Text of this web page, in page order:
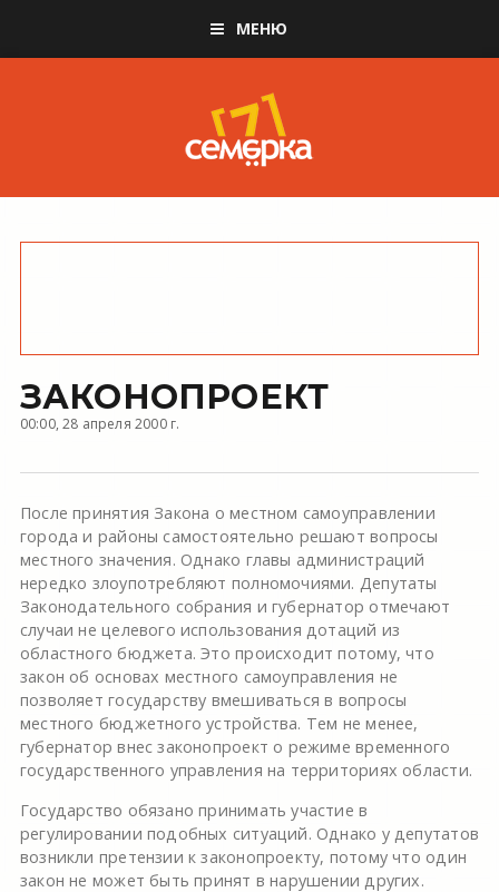
МЕНЮ
ЗАКОНОПРОЕКТ
00:00, 28 апреля 2000 г.
После принятия Закона о местном самоуправлении
города и районы самостоятельно решают вопросы
местного значения. Однако главы администраций
нередко злоупотребляют полномочиями. Депутаты
Законодательного собрания и губернатор отмечают
случаи не целевого использования дотаций из
областного бюджета. Это происходит потому, что
закон об основах местного самоуправления не
позволяет государству вмешиваться в вопросы
местного бюджетного устройства. Тем не менее,
губернатор внес законопроект о режиме временного
государственного управления на территориях области.
Государство обязано принимать участие в
регулировании подобных ситуаций. Однако у депутатов
возникли претензии к законопроекту, потому что один
закон не может быть принят в нарушении других.